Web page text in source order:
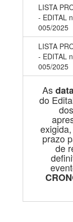
LISTA
- EDITAL
005/2025
LISTA
- EDITAL
005/2025
As
do
prazo
de